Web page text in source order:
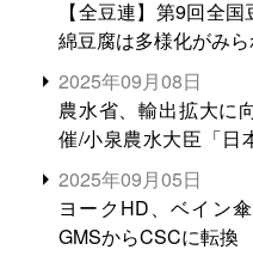
【全豆連】第9回全
綿豆腐は多様化がみら
2025年09月08日
農水省、輸出拡大に
催/小泉農水大臣「日
る。米増産に向けて、
2025年09月05日
ヨークHD、ベイン
GMSからCSCに転換